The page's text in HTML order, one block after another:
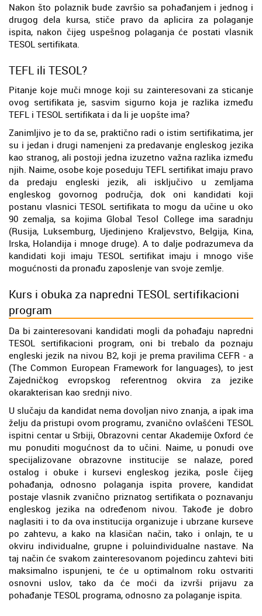
Nakon što polaznik bude završio sa pohađanjem i jednog i
drugog dela kursa, stiče pravo da aplicira za polaganje
ispita, nakon čijeg uspešnog polaganja će postati vlasnik
TESOL sertifikata.
TEFL ili TESOL?
Pitanje koje muči mnoge koji su zainteresovani za sticanje
ovog sertifikata je, sasvim sigurno koja je razlika između
TEFL i TESOL sertifikata i da li je uopšte ima?
Zanimljivo je to da se, praktično radi o istim sertifikatima, jer
su i jedan i drugi namenjeni za predavanje engleskog jezika
kao stranog, ali postoji jedna izuzetno važna razlika između
njih. Naime, osobe koje poseduju TEFL sertifikat imaju pravo
da predaju engleski jezik, ali isključivo u zemljama
engleskog govornog područja, dok oni kandidati koji
postanu vlasnici TESOL sertifikata to mogu da učine u oko
90 zemalja, sa kojima Global Tesol College ima saradnju
(Rusija, Luksemburg, Ujedinjeno Kraljevstvo, Belgija, Kina,
Irska, Holandija i mnoge druge). A to dalje podrazumeva da
kandidati koji imaju TESOL sertifikat imaju i mnogo više
mogućnosti da pronađu zaposlenje van svoje zemlje.
Kurs i obuka za napredni TESOL sertifikacioni
program
Da bi zainteresovani kandidati mogli da pohađaju napredni
TESOL sertifikacioni program, oni bi trebalo da poznaju
engleski jezik na nivou B2, koji je prema pravilima CEFR - a
(The Common European Framework for languages), to jest
Zajedničkog evropskog referentnog okvira za jezike
okarakterisan kao srednji nivo.
U slučaju da kandidat nema dovoljan nivo znanja, a ipak ima
želju da pristupi ovom programu, zvanično ovlašćeni TESOL
ispitni centar u Srbiji, Obrazovni centar Akademije Oxford će
mu ponuditi mogućnost da to učini. Naime, u ponudi ove
specijalizovane obrazovne institucije se nalaze, pored
ostalog i obuke i kursevi engleskog jezika, posle čijeg
pohađanja, odnosno polaganja ispita provere, kandidat
postaje vlasnik zvanično priznatog sertifikata o poznavanju
engleskog jezika na određenom nivou. Takođe je dobro
naglasiti i to da ova institucija organizuje i ubrzane kurseve
po zahtevu, a kako na klasičan način, tako i onlajn, te u
okviru individualne, grupne i poluindividualne nastave. Na
taj način će svakom zainteresovanom pojedincu zahtevi biti
maksimalno ispunjeni, te će u optimalnom roku ostvariti
osnovni uslov, tako da će moći da izvrši prijavu za
pohađanje TESOL programa, odnosno za polaganje ispita.